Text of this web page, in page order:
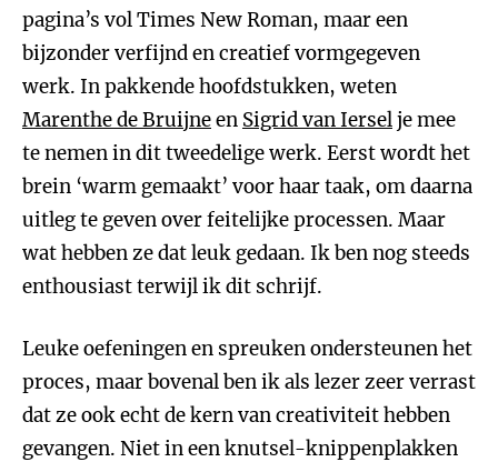
pagina’s vol Times New Roman, maar een
bijzonder verfijnd en creatief vormgegeven
werk. In pakkende hoofdstukken, weten
Marenthe de Bruijneen Sigrid van Ierselje mee
te nemen in dit tweedelige werk. Eerst wordt het
brein ‘warm gemaakt’ voor haar taak, om daarna
uitleg te geven over feitelijke processen. Maar
wat hebben ze dat leuk gedaan. Ik ben nog steeds
enthousiast terwijl ik dit schrijf.
Leuke oefeningen en spreuken ondersteunen het
proces, maar bovenal ben ik als lezer zeer verrast
dat ze ook echt de kern van creativiteit hebben
gevangen. Niet in een knutsel-knippenplakken